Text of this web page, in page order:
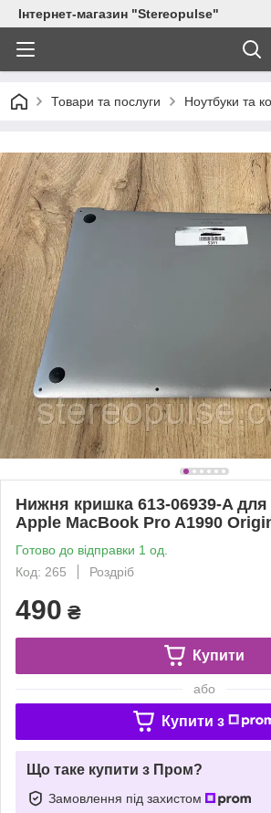
Інтернет-магазин "Stereopulse"
Товари та послуги Ноутбуки та
Нижня кришка 613-06939-A для
Apple MacBook Pro A1990
Готово до відправки 1 од.
Код: 265
Роздріб
490 ₴
Купити
або
Купити з
Що таке купити з Пром?
Замовлення під захистом